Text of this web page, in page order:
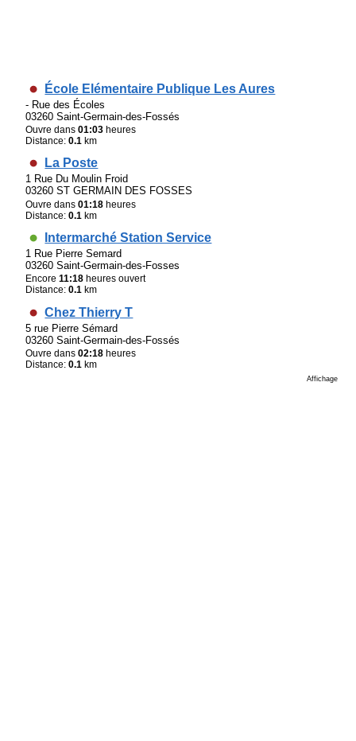
École Elémentaire Publique Les Aures
- Rue des Écoles
03260 Saint-Germain-des-Fossés
Ouvre dans01:03 heures
Distance:0.1 km
La Poste
1 Rue Du Moulin Froid
03260 ST GERMAIN DES FOSSES
Ouvre dans01:18 heures
Distance:0.1 km
Intermarché Station Service
1 Rue Pierre Semard
03260 Saint-Germain-des-Fosses
Encore11:18 heures ouvert
Distance:0.1 km
Chez Thierry T
5 rue Pierre Sémard
03260 Saint-Germain-des-Fossés
Ouvre dans02:18 heures
Distance:0.1 km
Affichage